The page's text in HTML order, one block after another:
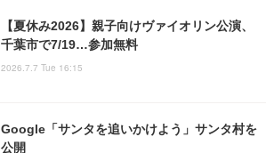
【夏休み2026】親子向けヴァイオリン公演、
千葉市で7/19…参加無料
2026.7.7 Tue 16:15
Google「サンタを追いかけよう」サンタ村を
公開